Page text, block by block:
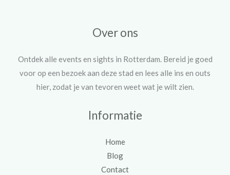
Over ons
Ontdek alle events en sights in Rotterdam. Bereid je goed
voor op een bezoek aan deze stad en lees alle ins en outs
hier, zodat je van tevoren weet wat je wilt zien.
Informatie
Home
Blog
Contact